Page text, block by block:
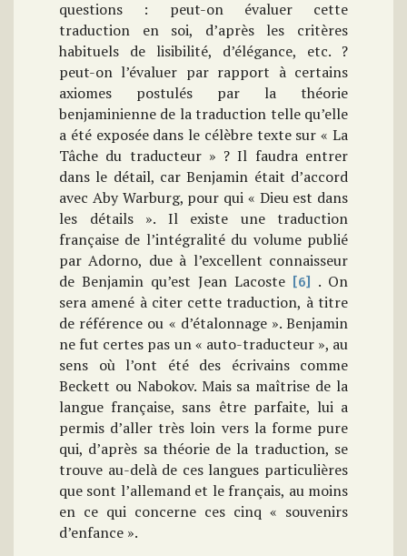
questions : peut-on évaluer cette
traduction en soi, d’après les critères
habituels de lisibilité, d’élégance, etc. ?
peut-on l’évaluer par rapport à certains
axiomes postulés par la théorie
benjaminienne de la traduction telle qu’elle
a été exposée dans le célèbre texte sur « La
Tâche du traducteur » ? Il faudra entrer
dans le détail, car Benjamin était d’accord
avec Aby Warburg, pour qui « Dieu est dans
les détails ». Il existe une traduction
française de l’intégralité du volume publié
par Adorno, due à l’excellent connaisseur
de Benjamin qu’est Jean Lacoste
[6]
. On
sera amené à citer cette traduction, à titre
de référence ou « d’étalonnage ». Benjamin
ne fut certes pas un « auto-traducteur », au
sens où l’ont été des écrivains comme
Beckett ou Nabokov. Mais sa maîtrise de la
langue française, sans être parfaite, lui a
permis d’aller très loin vers la forme pure
qui, d’après sa théorie de la traduction, se
trouve au-delà de ces langues particulières
que sont l’allemand et le français, au moins
en ce qui concerne ces cinq « souvenirs
d’enfance ».